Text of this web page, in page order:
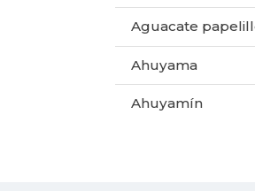
Aguacate
Ahuyama
Ahuyamín